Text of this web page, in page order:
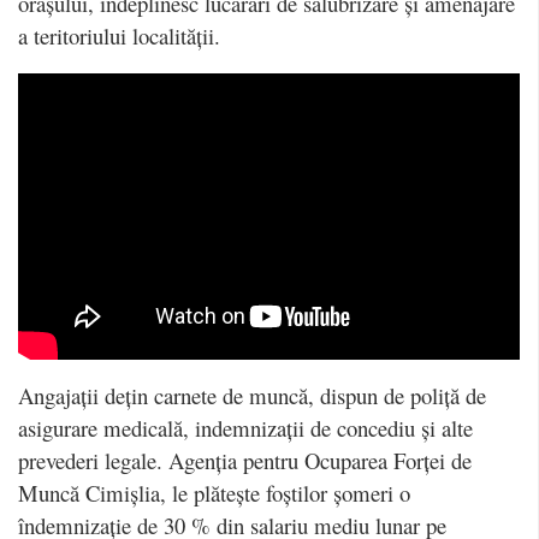
a teritoriului localității.
Angajații dețin carnete de muncă, dispun de poliță de
asigurare medicală, indemnizații de concediu și alte
prevederi legale. Agenția pentru Ocuparea Forței de
Muncă Cimișlia, le plătește foștilor șomeri o
îndemnizație de 30 % din salariu mediu lunar pe